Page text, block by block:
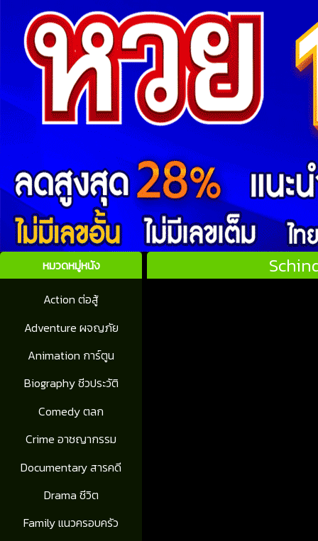
หมวดหมู่หนัง
Action ต่อสู้
Adventure ผจญภัย
Animation การ์ตูน
Biography ชีวประวัติ
Comedy ตลก
Crime อาชญากรรม
Documentary สารคดี
Drama ชีวิต
Family แนวครอบครัว